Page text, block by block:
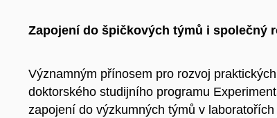
Zapojení do špičkových týmů i společný
Významným přínosem pro rozvoj
doktorského studijního programu
zapojení do výzkumných týmů v